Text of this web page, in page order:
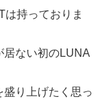
は持っておりま
居ない初のLUNA
り上げたく思っ